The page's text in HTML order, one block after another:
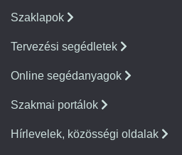
Szaklapok
Tervezési segédletek
Online segédanyagok
Szakmai portálok
Hírlevelek, közösségi oldalak